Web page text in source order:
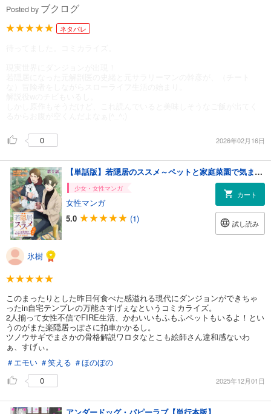
Posted by ブクログ
ネタバレ
0 2026年02月16日
【単話版】若隠居のススメ～ペットと家庭菜園で気ままなのんびり生活。の、はず@COMIC 第1話
少女・女性マンガ
女性マンガ
5.0
(1)
カート
試し読み
氷樹
このまったりとした昨日何食べた感溢れる現代にダンジョンができちゃ
ったin自宅テンプレの万能さすげぇなというコミカライズ。
2人揃って女性不信でFIRE生活、かわいいもふもふペットもいるよ！とい
うのがまた楽隠居っぽさに拍車かかるし。
ツノウサギでまさかの骨格解説ワロタなとこも絵師さん違和感ないわ
ぁ、すげぃ。
＃エモい ＃笑える ＃ほのぼの
0
2025年12月01日